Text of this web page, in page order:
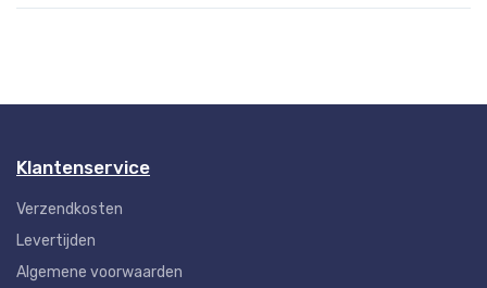
Klantenservice
Verzendkosten
Levertijden
Algemene voorwaarden